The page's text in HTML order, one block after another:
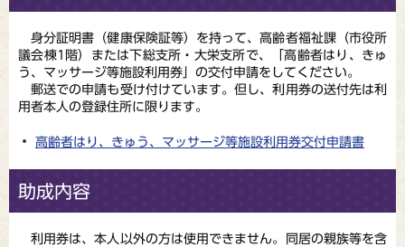
身分証明書（健康保険証等）を持って、高齢者福祉課（市役所
議会棟1階）または下総支所・大栄支所で、「高齢者はり、きゅ
う、マッサージ等施設利用券」の交付申請をしてください。
郵送での申請も受け付けています。但し、利用券の送付先は利
用者本人の登録住所に限ります。
高齢者はり、きゅう、マッサージ等施設利用券交付申請書
助成内容
利用券は、本人以外の方は使用できません。同居の親族等を含